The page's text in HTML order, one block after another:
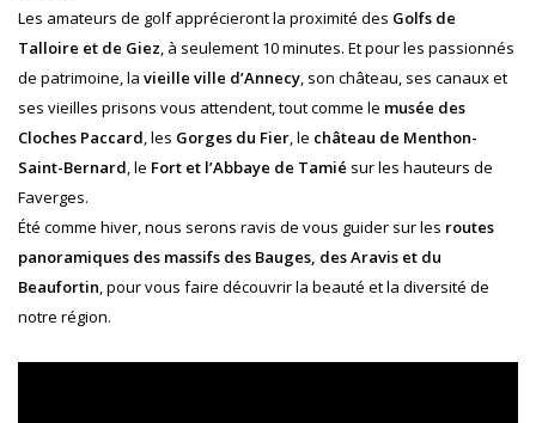
Les amateurs de golf apprécieront la proximité des Golfs de
Talloire et de Giez, à seulement 10 minutes. Et pour les passionnés
de patrimoine, lavieille ville d’Annecy, son château, ses canaux et
ses vieilles prisons vous attendent, tout comme le musée des
Cloches Paccard, les Gorges du Fier, le château de Menthon-
Saint-Bernard, le Fort et l’Abbaye de Tamié sur les hauteurs de
Faverges.
Été comme hiver, nous serons ravis de vous guider sur les routes
panoramiques des massifs des Bauges, des Aravis et du
Beaufortin, pour vous faire découvrir la beauté et la diversité de
notre région.